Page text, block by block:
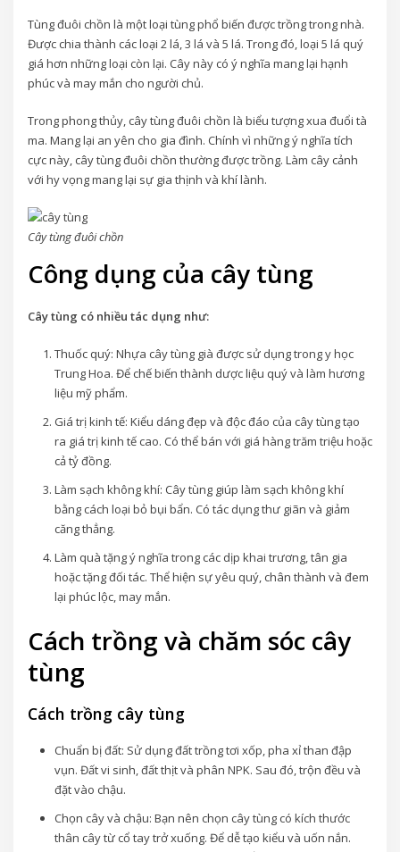
Tùng đuôi chồn là một loại tùng phổ biến được trồng trong nhà.
Được chia thành các loại 2 lá, 3 lá và 5 lá. Trong đó, loại 5 lá quý
giá hơn những loại còn lại. Cây này có ý nghĩa mang lại hạnh
phúc và may mắn cho người chủ.
Trong phong thủy, cây tùng đuôi chồn là biểu tượng xua đuổi tà
ma. Mang lại an yên cho gia đình. Chính vì những ý nghĩa tích
cực này, cây tùng đuôi chồn thường được trồng. Làm cây cảnh
với hy vọng mang lại sự gia thịnh và khí lành.
Cây tùng đuôi chồn
Công dụng của cây tùng
Cây tùng có nhiều tác dụng như:
Thuốc quý: Nhựa cây tùng già được sử dụng trong y học
Trung Hoa. Để chế biến thành dược liệu quý và làm hương
liệu mỹ phẩm.
Giá trị kinh tế: Kiểu dáng đẹp và độc đáo của cây tùng tạo
ra giá trị kinh tế cao. Có thể bán với giá hàng trăm triệu hoặc
cả tỷ đồng.
Làm sạch không khí: Cây tùng giúp làm sạch không khí
bằng cách loại bỏ bụi bẩn. Có tác dụng thư giãn và giảm
căng thẳng.
Làm quà tặng ý nghĩa trong các dịp khai trương, tân gia
hoặc tặng đối tác. Thể hiện sự yêu quý, chân thành và đem
lại phúc lộc, may mắn.
Cách trồng và chăm sóc cây
tùng
Cách trồng cây tùng
Chuẩn bị đất: Sử dụng đất trồng tơi xốp, pha xỉ than đập
vụn. Đất vi sinh, đất thịt và phân NPK. Sau đó, trộn đều và
đặt vào chậu.
Chọn cây và chậu: Bạn nên chọn cây tùng có kích thước
thân cây từ cổ tay trở xuống. Để dễ tạo kiểu và uốn nắn.